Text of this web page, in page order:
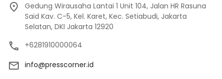
Gedung Wirausaha Lantai 1 Unit 104, Jalan HR Rasuna
Said Kav. C-5, Kel. Karet, Kec. Setiabudi, Jakarta
Selatan, DKI Jakarta 12920
+6281910000064
info@presscorner.id